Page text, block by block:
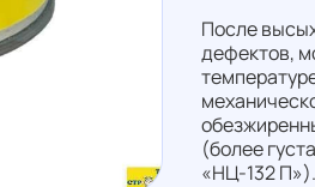
После
дефектов,
(более
«НЦ-132 П»).